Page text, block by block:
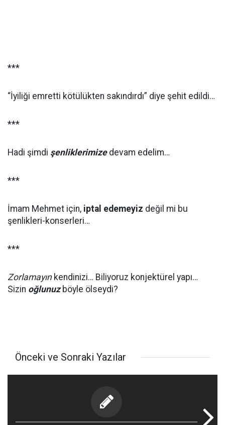
***
“İyiliği emretti kötülükten sakındırdı” diye şehit edildi…
***
Hadi şimdi şenliklerimizedevam edelim…
***
İmam Mehmet için, iptal edemeyiz değil mi bu
şenlikleri-konserleri…
***
Zorlamayınkendinizi… Biliyoruz konjektürel yapı…
Sizin oğlunuzböyle ölseydi?
Önceki ve Sonraki Yazılar